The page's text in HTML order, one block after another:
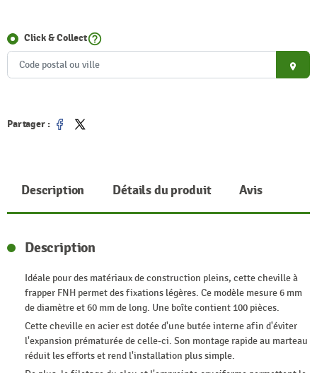
Click & Collecthelp_outline
place
Partager :
Partager
Tweet
Description Détails du produit Avis
Description
Idéale pour des matériaux de construction pleins, cette cheville à
frapper FNH permet des fixations légères. Ce modèle mesure 6 mm
de diamètre et 60 mm de long. Une boîte contient 100 pièces.
Cette cheville en acier est dotée d'une butée interne afin d'éviter
l'expansion prématurée de celle-ci. Son montage rapide au marteau
réduit les efforts et rend l'installation plus simple.